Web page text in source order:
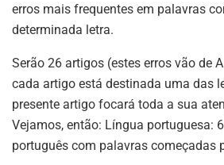
erros mais frequentes em palavras
determinada letra.
Serão 26 artigos (estes erros vão de
cada artigo está destinada uma das
presente artigo focará toda a sua
Vejamos, então: Língua portuguesa:
português com palavras começadas